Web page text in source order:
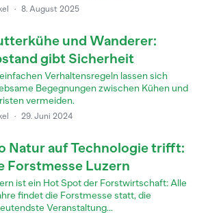
· 8. August 2025
und Wanderer:
gibt Sicherheit
Verhaltensregeln lassen sich
Begegnungen zwischen Kühen und
vermeiden.
· 29. Juni 2024
Natur auf Technologie trifft:
Forstmesse Luzern
ist ein Hot Spot der Forstwirtschaft: Alle
findet die Forstmesse statt, die
Veranstaltung...